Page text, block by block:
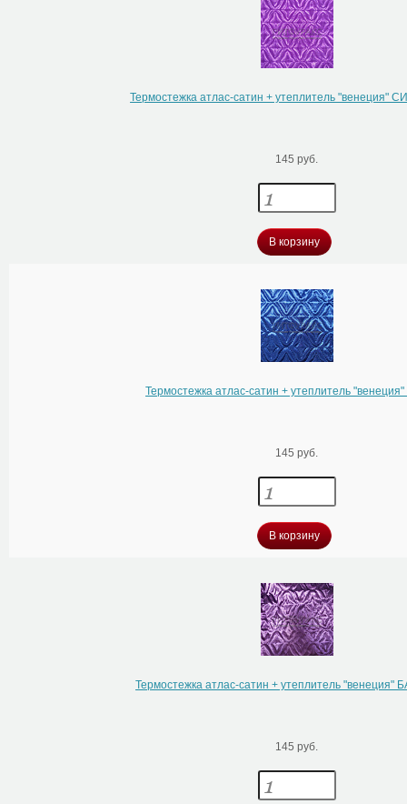
Термостежка атлас-сатин + утеплитель "венеция"
145 руб.
В корзину
Термостежка атлас-сатин + утеплитель
145 руб.
В корзину
Термостежка атлас-сатин + утеплитель
145 руб.